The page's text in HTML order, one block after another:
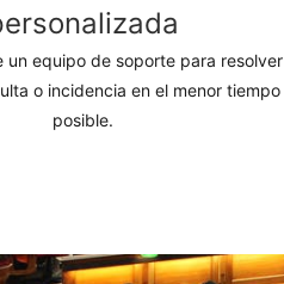
un equipo de soporte para resolver
o incidencia en el menor tiempo
posible.